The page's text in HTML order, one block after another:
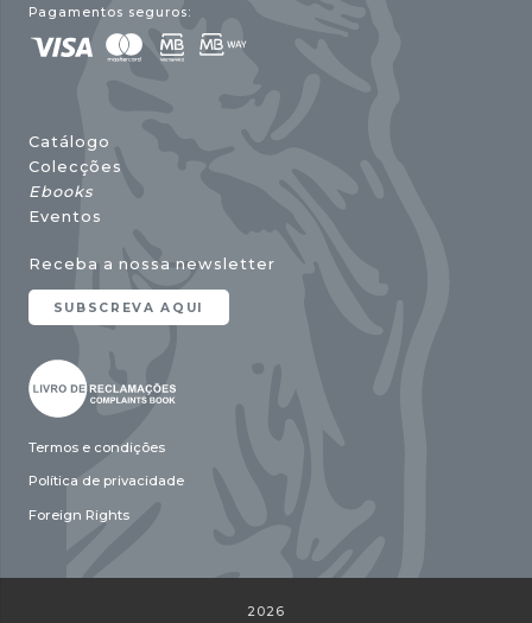
Pagamentos seguros:
Catálogo
Colecções
Ebooks
Eventos
Receba a nossa newsletter
SUBSCREVA AQUI
Termos e condições
Política de privacidade
Foreign Rights
2026